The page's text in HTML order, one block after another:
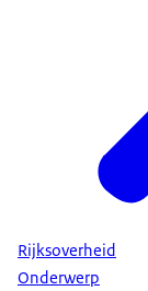
Rijksoverheid
Onderwerp